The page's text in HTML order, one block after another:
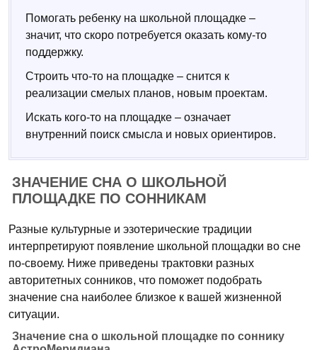
Помогать ребенку на школьной площадке –
значит, что скоро потребуется оказать кому-то
поддержку.
Строить что-то на площадке – снится к
реализации смелых планов, новым проектам.
Искать кого-то на площадке – означает
внутренний поиск смысла и новых ориентиров.
ЗНАЧЕНИЕ СНА О ШКОЛЬНОЙ
ПЛОЩАДКЕ ПО СОННИКАМ
Разные культурные и эзотерические традиции
интерпретируют появление школьной площадки во сне
по-своему. Ниже приведены трактовки разных
авторитетных сонников, что поможет подобрать
значение сна наиболее близкое к вашей жизненной
ситуации.
Значение сна о школьной площадке по соннику